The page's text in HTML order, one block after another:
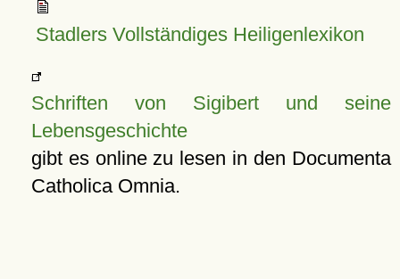
Stadlers Vollständiges Heiligenlexikon
Schriften von Sigibert und seine
Lebensgeschichte
gibt es online zu lesen in den Documenta
Catholica Omnia.